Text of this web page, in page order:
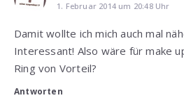
1. Februar 2014 um 20:48 Uhr
Damit wollte ich mich auch mal
Interessant! Also wäre für make
Ring von Vorteil?
Antworten